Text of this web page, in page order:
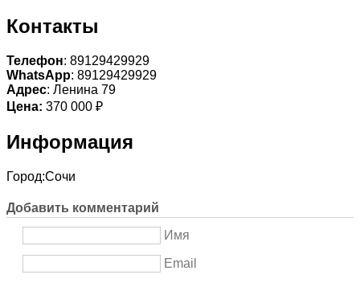
Контакты
Телефон: 89129429929
WhatsApp: 89129429929
Адрес: Ленина 79
Цена: 370 000 ₽
Информация
Город:Сочи
Добавить комментарий
Имя
Email